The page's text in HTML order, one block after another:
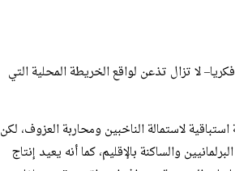
لا تزال تذعن لواقع الخريطة المحلية التي
لاستمالة الناخبين ومحاربة العزوف، لكن
والساكنة بالإقليم، كما أنه يعيد إنتاج